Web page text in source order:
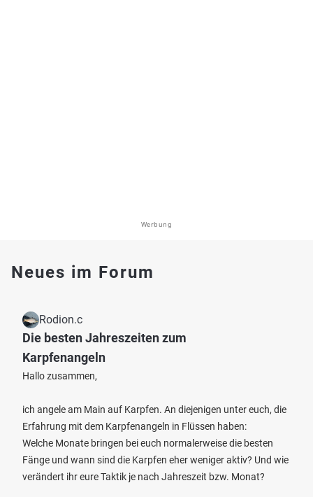
Werbung
Neues im Forum
Rodion.c
Die besten Jahreszeiten zum
Karpfenangeln
Hallo zusammen,
ich angele am Main auf Karpfen. An diejenigen unter euch, die
Erfahrung mit dem Karpfenangeln in Flüssen haben:
Welche Monate bringen bei euch normalerweise die besten
Fänge und wann sind die Karpfen eher weniger aktiv? Und wie
verändert ihr eure Taktik je nach Jahreszeit bzw. Monat?